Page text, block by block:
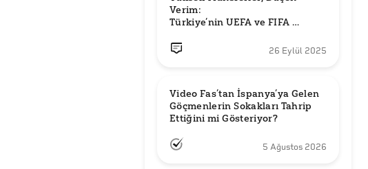
Verim:
Türkiye’nin UEFA ve FIFA
26 Eylül 2025
Video Fas’tan İspanya’ya Gelen
Göçmenlerin Sokakları Tahrip
Ettiğini mi Gösteriyor?
5 Ağustos 2026